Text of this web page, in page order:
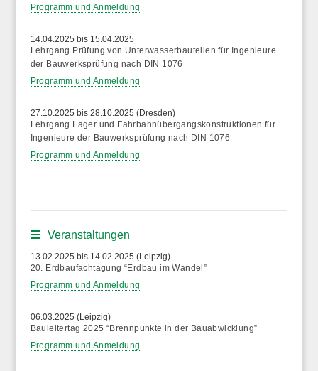
Programm und Anmeldung
14.04.2025 bis 15.04.2025
Lehrgang Prüfung von Unterwasserbauteilen für Ingenieure
der Bauwerksprüfung nach DIN 1076
Programm und Anmeldung
27.10.2025 bis 28.10.2025 (Dresden)
Lehrgang Lager und Fahrbahnübergangskonstruktionen für
Ingenieure der Bauwerksprüfung nach DIN 1076
Programm und Anmeldung
Veranstaltungen
13.02.2025 bis 14.02.2025 (Leipzig)
20. Erdbaufachtagung “Erdbau im Wandel”
Programm und Anmeldung
06.03.2025 (Leipzig)
Bauleitertag 2025 “Brennpunkte in der Bauabwicklung”
Programm und Anmeldung